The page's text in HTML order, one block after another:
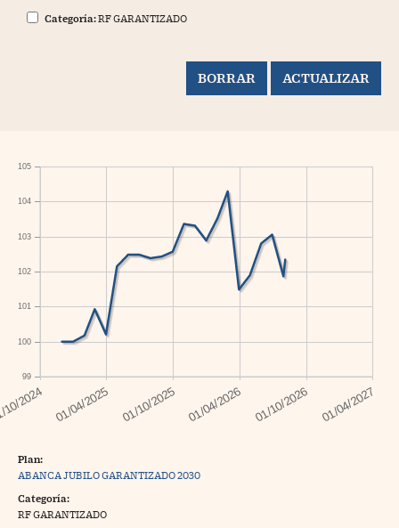
Categoría:RF GARANTIZADO
99
100
101
102
103
104
105
Plan:
ABANCA JUBILO GARANTIZADO 2030
Categoría:
RF GARANTIZADO